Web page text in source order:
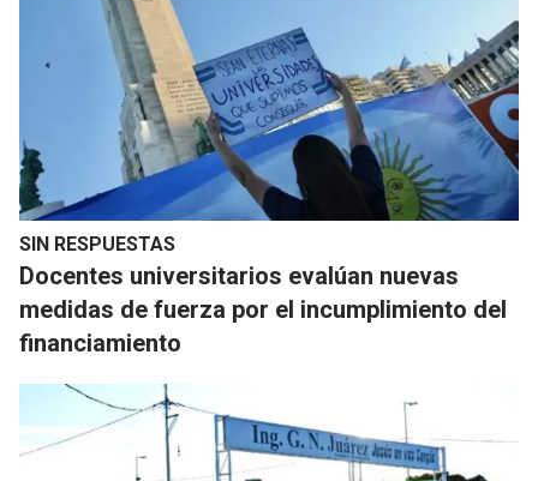
SIN RESPUESTAS
Docentes universitarios evalúan nuevas
medidas de fuerza por el incumplimiento del
financiamiento